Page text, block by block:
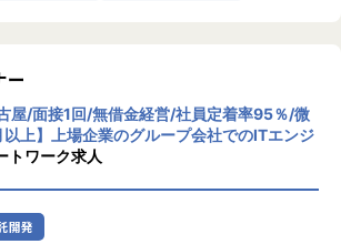
規立ち上げ（要件定義～運用／TypeScr
造システムの業務改善プロジェクト
ー
屋/面接1回/無借金経営/社員定着率95％/微
上】上場企業のグループ会社でのITエンジ
トワーク求人
開発